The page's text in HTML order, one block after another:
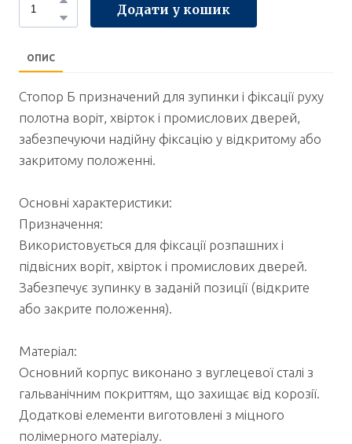
Додати у кошик
ОПИС
Стопор Б призначений для зупинки і фіксації руху
полотна воріт, хвірток і промислових дверей,
забезпечуючи надійну фіксацію у відкритому або
закритому положенні.
Основні характеристики:
Призначення:
Використовується для фіксації розпашних і
підвісних воріт, хвірток і промислових дверей.
Забезпечує зупинку в заданій позиції (відкрите
або закрите положення).
Матеріал:
Основний корпус виконано з вуглецевої сталі з
гальванічним покриттям, що захищає від корозії.
Додаткові елементи виготовлені з міцного
полімерного матеріалу.